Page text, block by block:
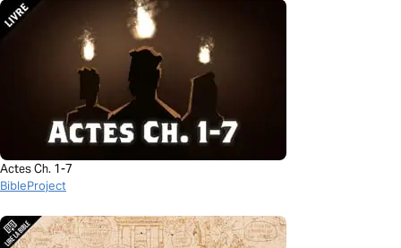
Actes Ch. 1-7
BibleProject